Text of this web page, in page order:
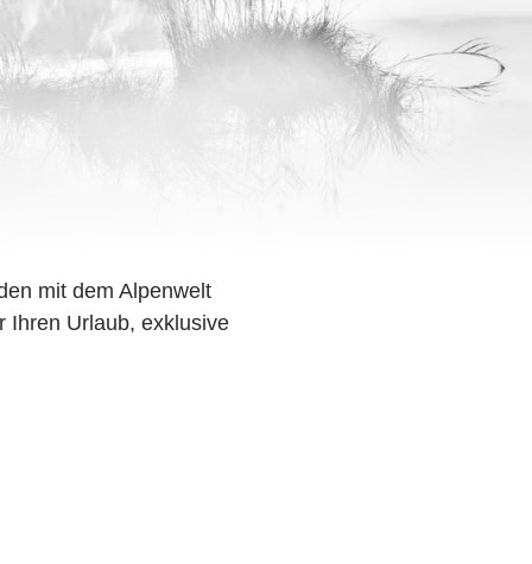
mit dem Alpenwelt
Ihren Urlaub, exklusive